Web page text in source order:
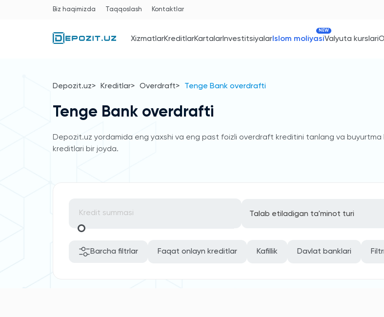
Biz haqimizda Taqqoslash Kontaktlar
XizmatlarKreditlarKartalarInvestitsiyalarIslom moliyasi
NEW
Valyuta kurslari
Depozit.uz Kreditlar Overdraft Tenge Bank overdrafti
Tenge Bank overdrafti
Depozit.uz yordamida eng yaxshi va eng past foizli overdraft kreditini tanlang va
kreditlari bir joyda.
Talab etiladigan ta'minot turi
Barcha filtrlar Faqat onlayn kreditlar Kafillik Davlat banklari